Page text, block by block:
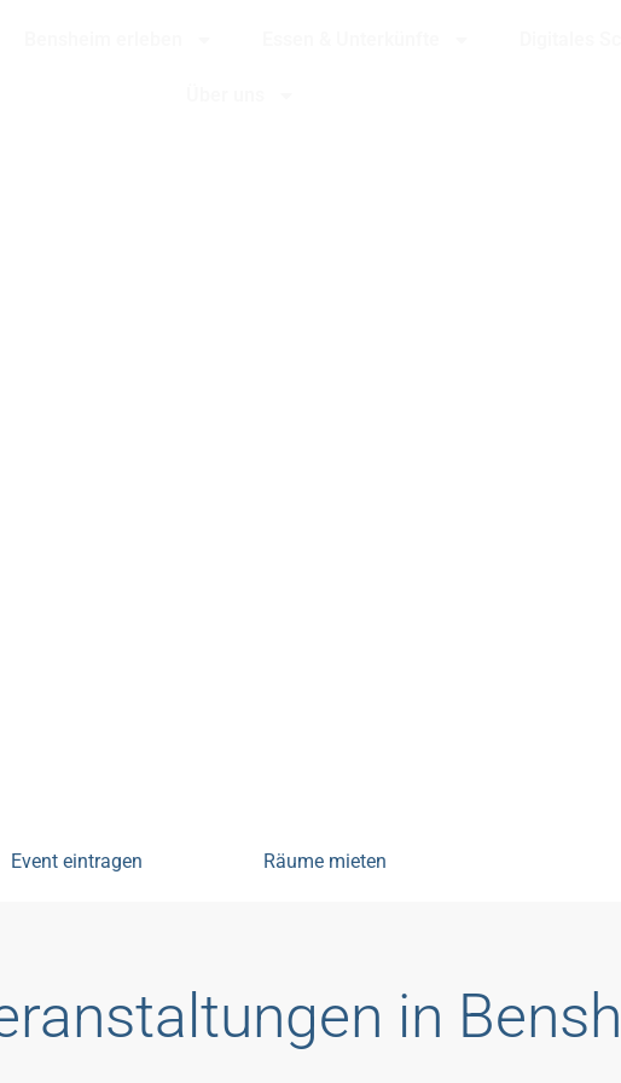
Event eintragen Räume mieten
in